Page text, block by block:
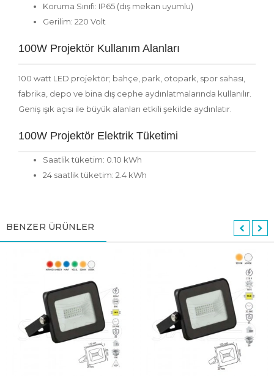
Koruma Sınıfı: IP65 (dış mekan uyumlu)
Gerilim: 220 Volt
100W Projektör Kullanım Alanları
100 watt LED projektör; bahçe, park, otopark, spor sahası,
fabrika, depo ve bina dış cephe aydınlatmalarında kullanılır.
Geniş ışık açısı ile büyük alanları etkili şekilde aydınlatır.
100W Projektör Elektrik Tüketimi
Saatlik tüketim: 0.10 kWh
24 saatlik tüketim: 2.4 kWh
BENZER ÜRÜNLER